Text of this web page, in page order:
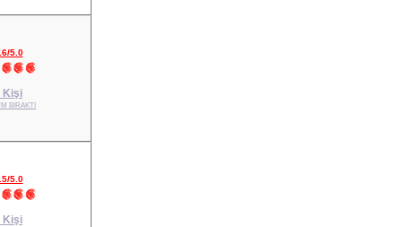
5.0
Kişi
BIRAKTI
5.0
Kişi